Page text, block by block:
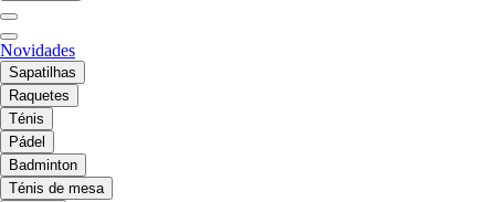
Novidades
Sapatilhas
Raquetes
Ténis
Pádel
Badminton
Ténis de mesa